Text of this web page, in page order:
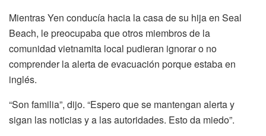
Mientras Yen conducía hacia la casa de su hija en Seal
Beach, le preocupaba que otros miembros de la
comunidad vietnamita local pudieran ignorar o no
comprender la alerta de evacuación porque estaba en
inglés.
“Son familia”, dijo. “Espero que se mantengan alerta y
sigan las noticias y a las autoridades. Esto da miedo”.